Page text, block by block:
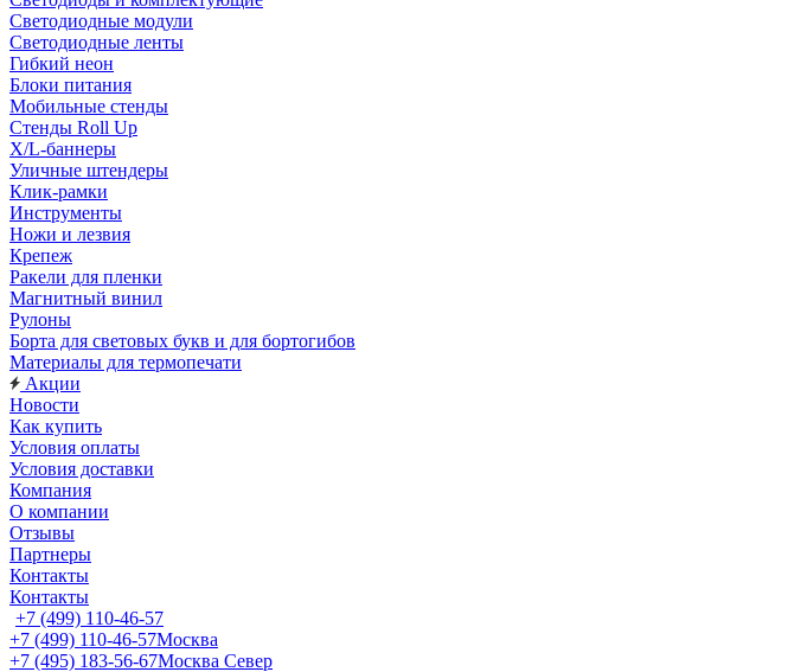
Светодиодные модули
Светодиодные ленты
Гибкий неон
Блоки питания
Мобильные стенды
Стенды Roll Up
X/L-баннеры
Уличные штендеры
Клик-рамки
Инструменты
Ножи и лезвия
Крепеж
Ракели для пленки
Магнитный винил
Рулоны
Борта для световых букв и для бортогибов
Материалы для термопечати
Акции
Новости
Как купить
Условия оплаты
Условия доставки
Компания
О компании
Отзывы
Партнеры
Контакты
Контакты
+7 (499) 110-46-57
+7 (499) 110-46-57Москва
+7 (495) 183-56-67Москва Север